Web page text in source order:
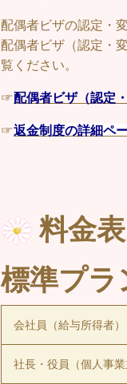
配偶者ビザの認定・
配偶者ビザ（認定・
覧ください。
☞配偶者ビザ（認定
☞返金制度の詳細ペ
料金表
標準プラ
会社員（給与所得者）
社長・役員（個人事業